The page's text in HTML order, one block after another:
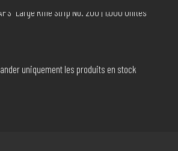
uniquement les produits en stock